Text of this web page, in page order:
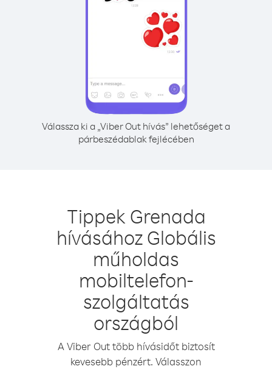
Válassza ki a „Viber Out hívás” lehetőséget a
párbeszédablak fejlécében
Tippek Grenada
hívásához Globális
műholdas
mobiltelefon-
szolgáltatás
országból
A Viber Out több hívásidőt biztosít
kevesebb pénzért. Válasszon